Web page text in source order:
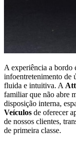
A experiência a bordo
infoentretenimento de
fluida e intuitiva. A
familiar que não abre
disposição interna,
Veículos de oferecer
de nossos clientes,
de primeira classe.